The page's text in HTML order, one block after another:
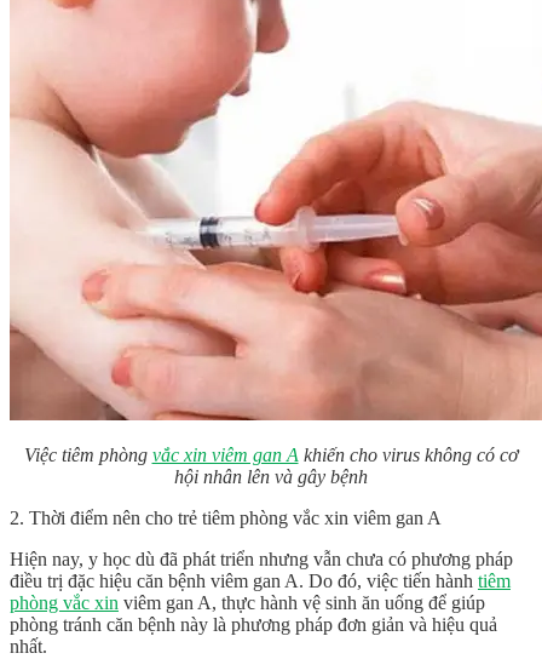
Việc tiêm phòng vắc xin viêm gan A khiến cho virus không có cơ
hội nhân lên và gây bệnh
2. Thời điểm nên cho trẻ tiêm phòng vắc xin viêm gan A
Hiện nay, y học dù đã phát triển nhưng vẫn chưa có phương pháp
điều trị đặc hiệu căn bệnh viêm gan A. Do đó, việc tiến hành tiêm
phòng vắc xin viêm gan A, thực hành vệ sinh ăn uống để giúp
phòng tránh căn bệnh này là phương pháp đơn giản và hiệu quả
nhất.